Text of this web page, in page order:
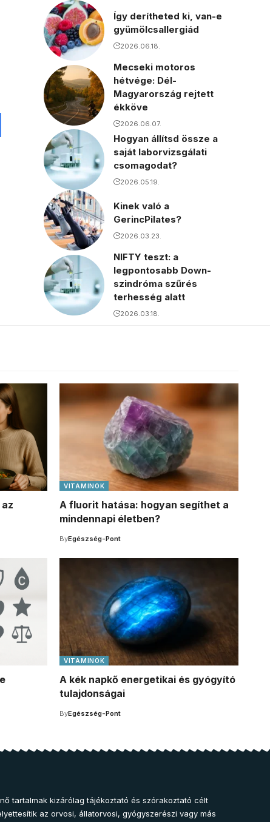
Így derítheted ki, van-e
gyümölcsallergiád
2026.06.18.
Mecseki motoros
hétvége: Dél-
Magyarország rejtett
ékköve
2026.06.07.
Hogyan állítsd össze a
saját laborvizsgálati
csomagodat?
2026.05.19.
Kinek való a
GerincPilates?
2026.03.23.
NIFTY teszt: a
legpontosabb Down-
szindróma szűrés
terhesség alatt
2026.03.18.
VITAMINOK
A fluorit hatása: hogyan segíthet a
mindennapi életben?
ByEgészség-Pont
VITAMINOK
A kék napkő energetikai és gyógyító
tulajdonságai
ByEgészség-Pont
tartalmak kizárólag tájékoztató és szórakoztató célt
az orvosi, állatorvosi, gyógyszerészi vagy más